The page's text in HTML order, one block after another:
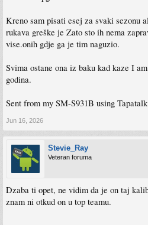
Kreno sam pisati esej za svaki sezonu
rukava greške je Zato sto ih nema
vise.onih gdje ga je tim naguzio.
Svima ostane ona iz baku kad kaze I
godina.
Sent from my SM-S931B using Tapatalk
Jun 16, 2026
Stevie_Ray
Veteran foruma
Dzaba ti opet, ne vidim da je on taj
znam ni otkud on u top teamu.